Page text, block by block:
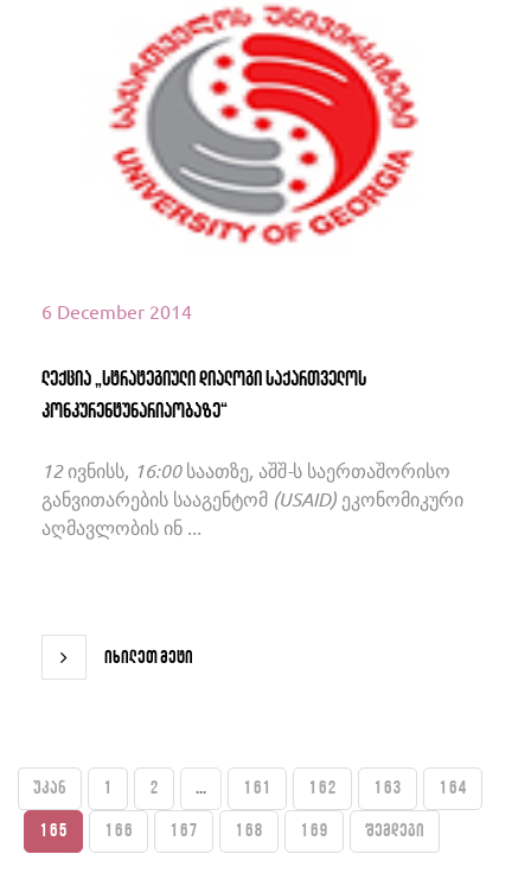
იხილეთ მეტი
6 December 2014
ლექცია „სტრატეგიული დიალოგი საქართველოს
კონკურენტუნარიაობაზე“
12 ივნისს, 16:00 საათზე, აშშ-ს საერთაშორისო
განვითარების სააგენტომ (USAID) ეკონომიკური
აღმავლობის ინ ...
იხილეთ მეტი
უკან 1 2 ... 161 162 163 164
165 166 167 168 169 შემდეგი